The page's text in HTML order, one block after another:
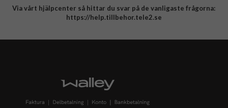
Integritetspolicy
Via vårt hjälpcenter så hittar du svar på de vanligaste frågorna:
https://help.tillbehor.tele2.se